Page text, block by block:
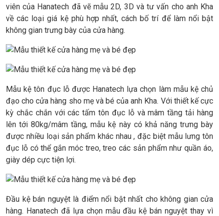
viên của Hanatech đã vẽ mẫu 2D, 3D và tư vấn cho anh Kha
về các loại giá kệ phù hợp nhất, cách bố trí để làm nổi bật
không gian trưng bày của cửa hàng.
Mẫu kệ tôn đục lỗ được Hanatech lựa chọn làm mẫu kệ chủ
đạo cho cửa hàng sho mẹ và bé của anh Kha. Với thiết kế cực
kỳ chắc chắn với các tấm tôn đục lỗ và mâm tầng tải hàng
lên tới 80kg/mâm tầng, mẫu kệ này có khả năng trưng bày
được nhiều loại sản phẩm khác nhau , đặc biệt mẫu lưng tôn
đục lỗ có thể gắn móc treo, treo các sản phẩm như quần áo,
giày dép cực tiện lợi.
Đầu kệ bán nguyệt là điểm nổi bật nhất cho không gian cửa
hàng. Hanatech đã lựa chọn mẫu đầu kệ bán nguyệt thay vì